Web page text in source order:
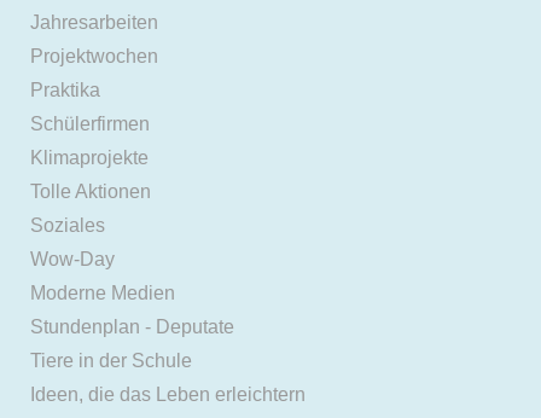
Jahresarbeiten
Projektwochen
Praktika
Schülerfirmen
Klimaprojekte
Tolle Aktionen
Soziales
Wow-Day
Moderne Medien
Stundenplan - Deputate
Tiere in der Schule
Ideen, die das Leben erleichtern